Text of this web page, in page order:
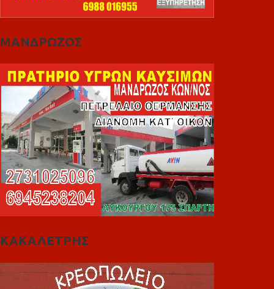
ΜΑΝΔΡΩΖΟΣ
ΚΑΚΑΛΕΤΡΗΣ